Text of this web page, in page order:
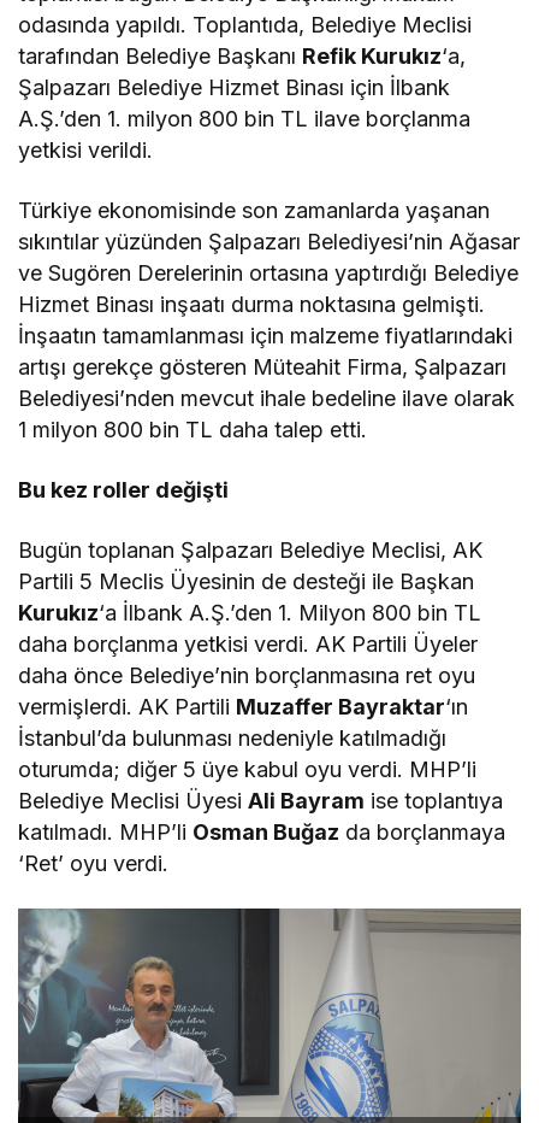
odasında yapıldı. Toplantıda, Belediye Meclisi
tarafından Belediye Başkanı Refik Kurukız‘a,
Şalpazarı Belediye Hizmet Binası için İlbank
A.Ş.’den 1. milyon 800 bin TL ilave borçlanma
yetkisi verildi.
Türkiye ekonomisinde son zamanlarda yaşanan
sıkıntılar yüzünden Şalpazarı Belediyesi’nin Ağasar
ve Sugören Derelerinin ortasına yaptırdığı Belediye
Hizmet Binası inşaatı durma noktasına gelmişti.
İnşaatın tamamlanması için malzeme fiyatlarındaki
artışı gerekçe gösteren Müteahit Firma, Şalpazarı
Belediyesi’nden mevcut ihale bedeline ilave olarak
1 milyon 800 bin TL daha talep etti.
Bu kez roller değişti
Bugün toplanan Şalpazarı Belediye Meclisi, AK
Partili 5 Meclis Üyesinin de desteği ile Başkan
Kurukız‘a İlbank A.Ş.’den 1. Milyon 800 bin TL
daha borçlanma yetkisi verdi. AK Partili Üyeler
daha önce Belediye’nin borçlanmasına ret oyu
vermişlerdi. AK Partili Muzaffer Bayraktar‘ın
İstanbul’da bulunması nedeniyle katılmadığı
oturumda; diğer 5 üye kabul oyu verdi. MHP’li
Belediye Meclisi ÜyesiAli Bayram ise toplantıya
katılmadı. MHP’li Osman Buğaz da borçlanmaya
‘Ret’ oyu verdi.